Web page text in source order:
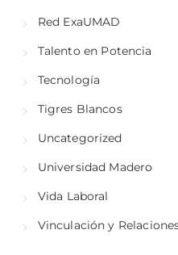
Red ExaUMAD
Talento en Potencia
Tecnología
Tigres Blancos
Uncategorized
Universidad Madero
Vida Laboral
Vinculación y